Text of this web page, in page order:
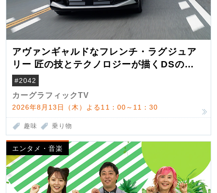
アヴァンギャルドなフレンチ・ラグジュア
リー 匠の技とテクノロジーが描くDSの世
界観
#2042
カーグラフィックTV
2026年8月13日（木）よる11：00～11：30
趣味 乗り物
エンタメ・音楽